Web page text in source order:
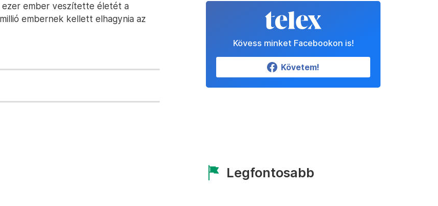
ezer ember veszítette életét a
embernek kellett elhagynia az
Kövess minket Facebookon is!
Követem!
Legfontosabb